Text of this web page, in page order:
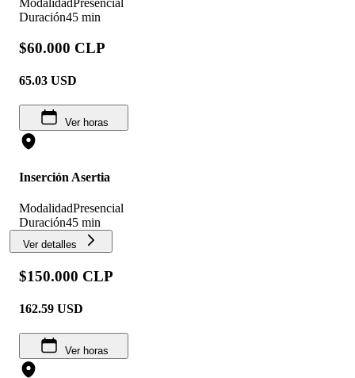
Modalidad Presencial
Duración45 min
$60.000 CLP
65.03 USD
Ver horas
Inserción Asertia
ModalidadPresencial
Duración45 min
Ver detalles
$150.000 CLP
162.59 USD
Ver horas